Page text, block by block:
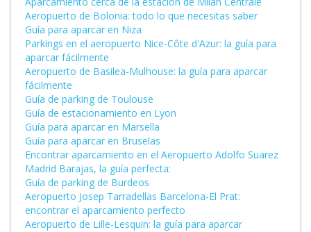
Aeropuerto de Bolonia: todo lo que necesitas saber
Guía para aparcar en Niza
Parkings en el aeropuerto Nice-Côte d'Azur: la guía para
aparcar fácilmente
Aeropuerto de Basilea-Mulhouse: la guía para aparcar
fácilmente
Guía de parking de Toulouse
Guía de estacionamiento en Lyon
Guía para aparcar en Marsella
Guía para aparcar en Bruselas
Encontrar aparcamiento en el Aeropuerto Adolfo Suarez
Madrid Barajas, la guía perfecta:
Guía de parking de Burdeos
Aeropuerto Josep Tarradellas Barcelona-El Prat:
encontrar el aparcamiento perfecto
Aeropuerto de Lille-Lesquin: la guía para aparcar